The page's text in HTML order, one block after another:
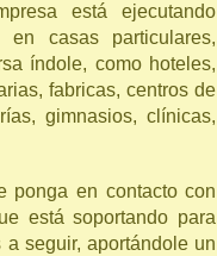
está ejecutando
casas particulares,
índole, como hoteles,
fabricas, centros de
gimnasios, clínicas,
ponga en contacto con
está soportando para
seguir, aportándole un